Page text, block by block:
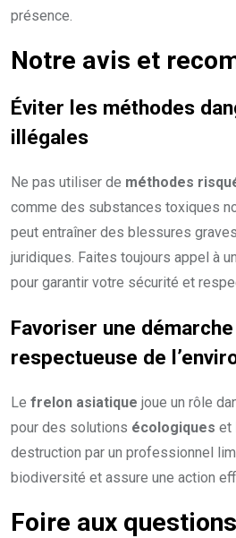
présence.
Notre avis et
Éviter les méthodes
illégales
Ne pas utiliser de méthodes
comme des substances toxiques
peut entraîner des blessures
juridiques. Faites toujours appel à
pour garantir votre sécurité et
Favoriser une
respectueuse de
Le frelon asiatique joue un rôle
pour des solutions écologiques et
destruction par un professionnel
biodiversité et assure une action
Foire aux